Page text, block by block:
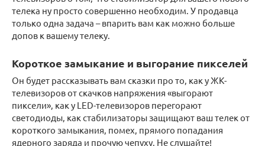
телека ну просто совершенно необходим. У продавца
только одна задача – впарить вам как можно больше
допов к вашему телеку.
Короткое замыкание и выгорание пикселей
Он будет рассказывать вам сказки про то, как у ЖК-
телевизоров от скачков напряжения «выгорают
пиксели», как у LED-телевизоров перегорают
светодиоды, как стабилизаторы защищают ваш телек от
короткого замыкания, помех, прямого попадания
ядерного заряда и прочую чепуху. Не слушайте!